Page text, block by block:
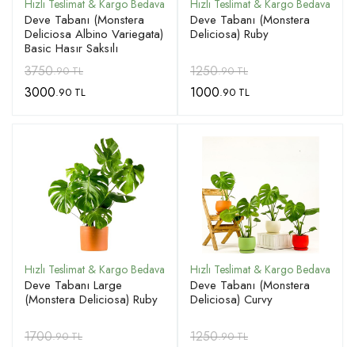
Deve Tabanı (Monstera
Deliciosa Albino Variegata)
Basic Hasır Saksılı
3750.90 TL
3000.90 TL
Deve Tabanı (Monstera
Deliciosa) Ruby
1250.90 TL
1000.90 TL
Deve Tabanı Large
(Monstera Deliciosa) Ruby
1700.90 TL
Deve Tabanı (Monstera
Deliciosa) Curvy
1250.90 TL